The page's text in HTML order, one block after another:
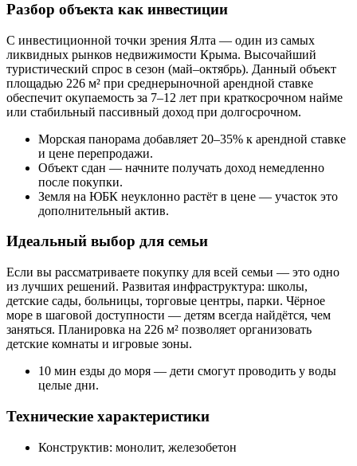
Разбор объекта как инвестиции
С инвестиционной точки зрения Ялта — один из самых
ликвидных рынков недвижимости Крыма. Высочайший
туристический спрос в сезон (май–октябрь). Данный объект
площадью 226 м² при среднерыночной арендной ставке
обеспечит окупаемость за 7–12 лет при краткосрочном найме
или стабильный пассивный доход при долгосрочном.
Морская панорама добавляет 20–35% к арендной ставке
и цене перепродажи.
Объект сдан — начните получать доход немедленно
после покупки.
Земля на ЮБК неуклонно растёт в цене — участок это
дополнительный актив.
Идеальный выбор для семьи
Если вы рассматриваете покупку для всей семьи — это одно
из лучших решений. Развитая инфраструктура: школы,
детские сады, больницы, торговые центры, парки. Чёрное
море в шаговой доступности — детям всегда найдётся, чем
заняться. Планировка на 226 м² позволяет организовать
детские комнаты и игровые зоны.
10 мин езды до моря — дети смогут проводить у воды
целые дни.
Технические характеристики
Конструктив: монолит, железобетон